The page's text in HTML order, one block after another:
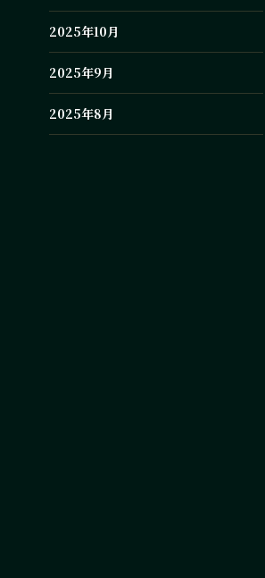
2025年10月
2025年9月
2025年8月